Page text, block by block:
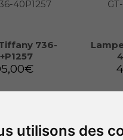
utilisons des
736-
€